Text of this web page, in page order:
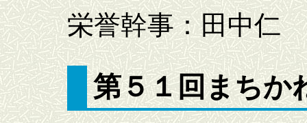
栄誉幹事：田中仁
第５１回まちか